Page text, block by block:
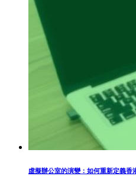
虛擬辦公室的演變：如何重新定義香